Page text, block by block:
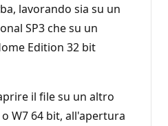
lavorando sia su un
SP3 che su un
Edition 32 bit
il file su un altro
W7 64 bit, all'apertura